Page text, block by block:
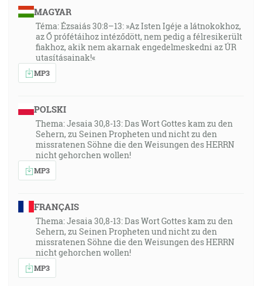
MAGYAR
Téma: Ézsaiás 30:8–13: »Az Isten Igéje a látnokokhoz,
az Ő prófétáihoz intéződött, nem pedig a félresikerült
fiakhoz, akik nem akarnak engedelmeskedni az ÚR
utasításainak!«
MP3
POLSKI
Thema: Jesaia 30,8-13: Das Wort Gottes kam zu den
Sehern, zu Seinen Propheten und nicht zu den
missratenen Söhne die den Weisungen des HERRN
nicht gehorchen wollen!
MP3
FRANÇAIS
Thema: Jesaia 30,8-13: Das Wort Gottes kam zu den
Sehern, zu Seinen Propheten und nicht zu den
missratenen Söhne die den Weisungen des HERRN
nicht gehorchen wollen!
MP3